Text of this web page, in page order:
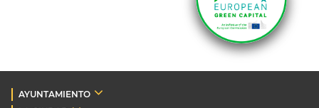
AYUNTAMIENTO